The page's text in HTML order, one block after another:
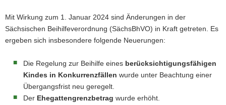
Mit Wirkung zum 1. Januar 2024 sind Änderungen in der
Sächsischen Beihilfeverordnung (SächsBhVO) in Kraft getreten. Es
ergeben sich insbesondere folgende Neuerungen:
Die Regelung zur Beihilfe eines berücksichtigungsfähigen
Kindes in Konkurrenzfällen wurde unter Beachtung einer
Übergangsfrist neu geregelt.
Der Ehegattengrenzbetrag wurde erhöht.